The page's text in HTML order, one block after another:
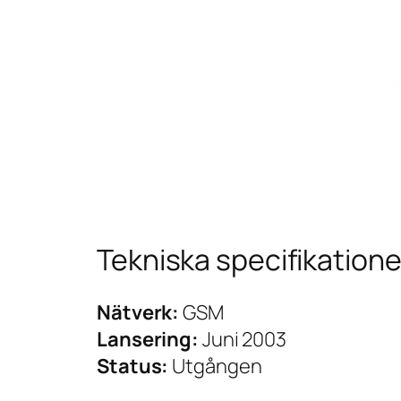
Tekniska
Nätverk: GSM
Lansering: Juni 2003
Status: Utgången